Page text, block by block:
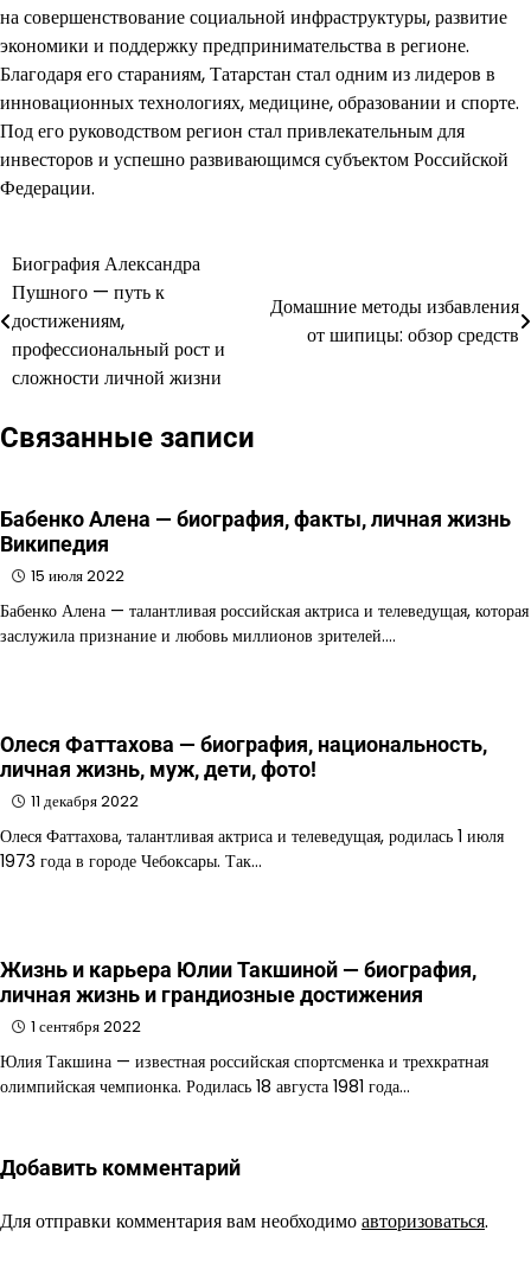
на совершенствование социальной инфраструктуры, развитие
экономики и поддержку предпринимательства в регионе.
Благодаря его стараниям, Татарстан стал одним из лидеров в
инновационных технологиях, медицине, образовании и спорте.
Под его руководством регион стал привлекательным для
инвесторов и успешно развивающимся субъектом Российской
Федерации.
Навигация
по
записям
Биография Александра
Пушного — путь к
достижениям,
профессиональный рост и
сложности личной жизни
Домашние методы избавления
от шипицы: обзор средств
Связанные записи
Бабенко Алена — биография, факты, личная жизнь
Википедия
15 июля 2022
Бабенко Алена — талантливая российская актриса и телеведущая, которая
заслужила признание и любовь миллионов зрителей.…
Олеся Фаттахова — биография, национальность,
личная жизнь, муж, дети, фото!
11 декабря 2022
Олеся Фаттахова, талантливая актриса и телеведущая, родилась 1 июля
1973 года в городе Чебоксары. Так…
Жизнь и карьера Юлии Такшиной — биография,
личная жизнь и грандиозные достижения
1 сентября 2022
Юлия Такшина — известная российская спортсменка и трехкратная
олимпийская чемпионка. Родилась 18 августа 1981 года…
Добавить комментарий
Для отправки комментария вам необходимоавторизоваться.